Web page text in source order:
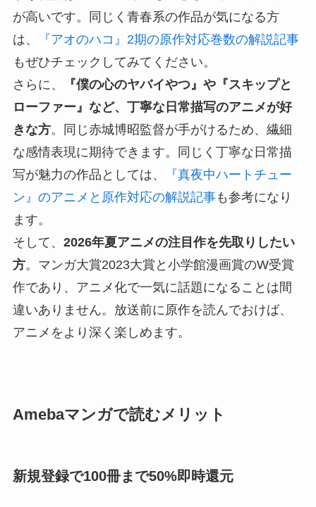
が高いです。同じく青春系の作品が気になる方
は、
『アオのハコ』2期の原作対応巻数の解説記事
もぜひチェックしてみてください。
さらに、
『僕の心のヤバイやつ』や『スキップと
ローファー』など、丁寧な日常描写のアニメが好
きな方。同じ赤城博昭監督が手がけるため、繊細
な感情表現に期待できます。同じく丁寧な日常描
写が魅力の作品としては、
『真夜中ハートチュー
ン』のアニメと原作対応の解説記事も参考になり
ます。
そして、 2026年夏アニメの注目作を先取りしたい
方。マンガ大賞2023大賞と小学館漫画賞のW受賞
作であり、アニメ化で一気に話題になることは間
違いありません。放送前に原作を読んでおけば、
アニメをより深く楽しめます。
Amebaマンガで読むメリット
新規登録で100冊まで50%即時還元